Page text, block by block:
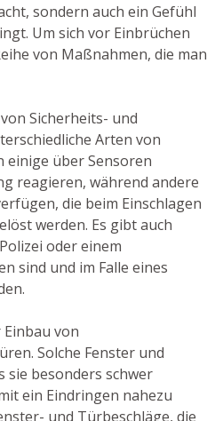
sondern auch ein Gefühl
Um sich vor Einbrüchen
von Maßnahmen, die man
Sicherheits- und
Arten von
einige über Sensoren
reagieren, während andere
die beim Einschlagen
werden. Es gibt auch
oder einem
sind und im Falle eines
von
Solche Fenster und
sie besonders schwer
ein Eindringen nahezu
und Türbeschläge, die